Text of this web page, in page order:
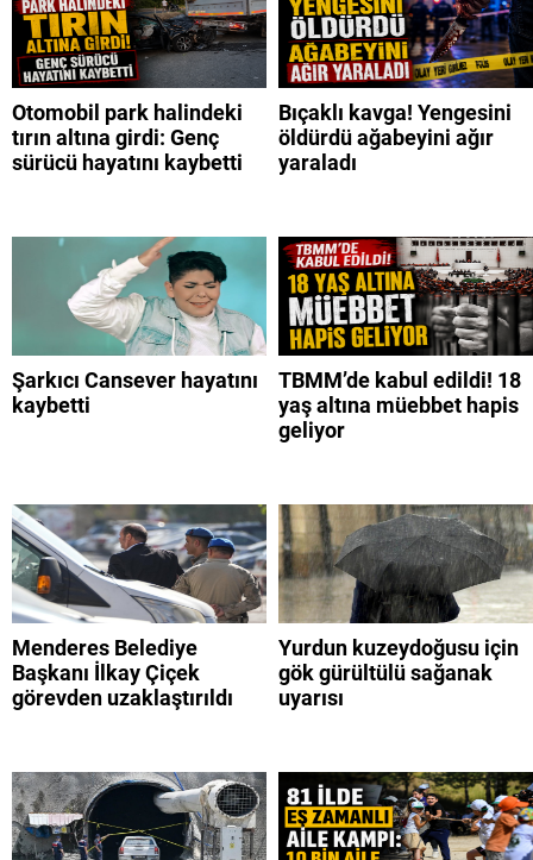
Otomobil park halindeki
tırın altına girdi: Genç
sürücü hayatını kaybetti
Bıçaklı kavga! Yengesini
öldürdü ağabeyini ağır
yaraladı
Şarkıcı Cansever hayatını
kaybetti
TBMM’de kabul edildi! 18
yaş altına müebbet hapis
geliyor
Menderes Belediye
Başkanı İlkay Çiçek
görevden uzaklaştırıldı
Yurdun kuzeydoğusu için
gök gürültülü sağanak
uyarısı